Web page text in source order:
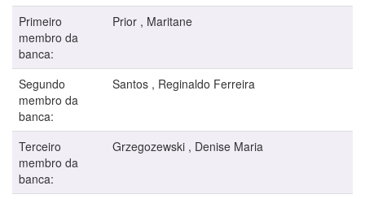
Primeiro
membro da
banca:
Prior , Maritane
Segundo
membro da
banca:
Santos , Reginaldo Ferreira
Terceiro
membro da
banca:
Grzegozewski , Denise Maria